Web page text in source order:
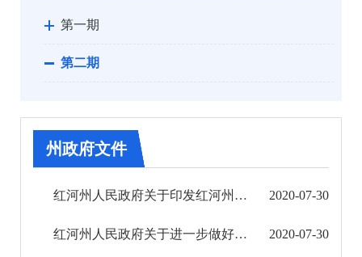
第一期
第二期
州政府办公室文件
第三期
州政府文件
红河州人民政府关于印发红河州加快推进农业机械化和农机装备转型升级实施方案的通知 2020-07-30
红河州人民政府关于进一步做好利用外资工作文件的通知 2020-07-30